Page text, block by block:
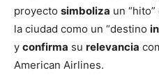
proyecto simboliza un “hito”
la ciudad como un “destino
y confirma su relevancia
American Airlines.